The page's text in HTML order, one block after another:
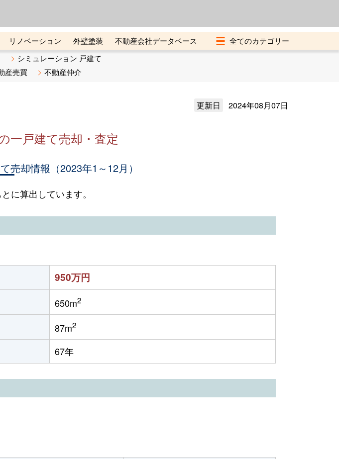
リノベーション 外壁塗装
不動産会社データベース
不動産売却ご相談デスク
シミュレーション 戸建て
産売買 不動産仲介
更新日 2024年08月07日
一戸建て売却・査定
売却情報（2023年1～12月）
に算出しています。
950万円
650m2
87m2
67年